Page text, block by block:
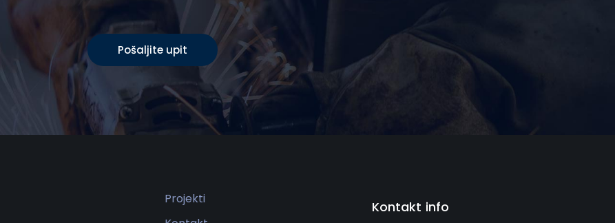
Pošaljite upit
Projekti
Kontakt info